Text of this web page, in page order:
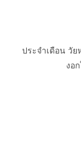
ประจำเดือน วั
งอ